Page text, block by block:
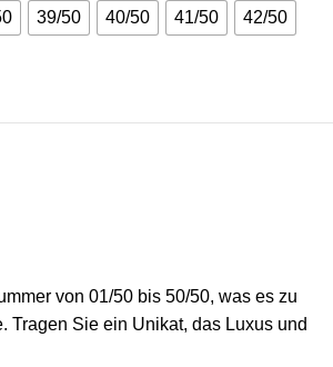
39/50 40/50 41/50 42/50
von 01/50 bis 50/50, was es zu
Tragen Sie ein Unikat, das Luxus und